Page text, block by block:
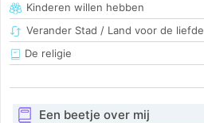
Kinderen willen hebben
Verander Stad / Land voor de liefde
De religie
Een beetje over mij